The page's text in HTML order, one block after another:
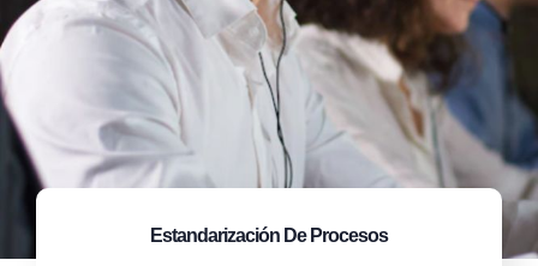
Estandarización De Procesos